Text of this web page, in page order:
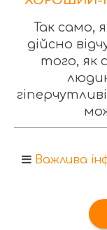
Так само,
дійсно
того, як
Важлива